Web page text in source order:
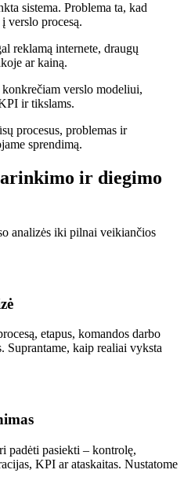
sistema. Problema ta, kad
verslo procesą.
reklamą internete, draugų
ar kainą.
verslo modeliui,
ir tikslams.
procesus, problemas ir
sprendimą.
ir diegimo
analizės iki pilnai veikiančios
etapus, komandos darbo
Suprantame, kaip realiai vyksta
padėti pasiekti – kontrolę,
KPI ar ataskaitas. Nustatome